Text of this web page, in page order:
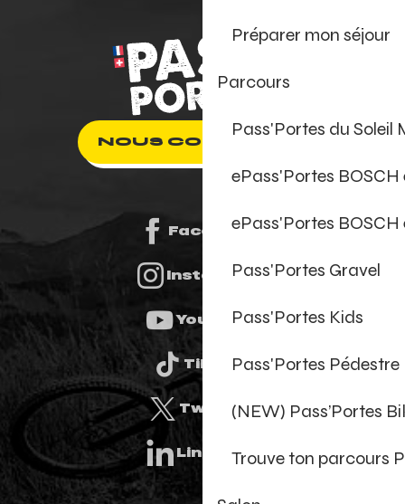
Préparer mon séjour
Parcours
Pass'Portes du Soleil
ePass'Portes
ePass'Portes
Pass'Portes Gravel
Pass'Portes Kids
Pass'Portes Pédestre
(NEW) Pass’Portes
Trouve ton parcours
NOUS CONTACTER
Facebook
Instagram
Youtube
Tiktok
Twitter
Linkedin